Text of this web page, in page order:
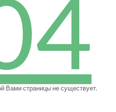
Вами страницы не существует.